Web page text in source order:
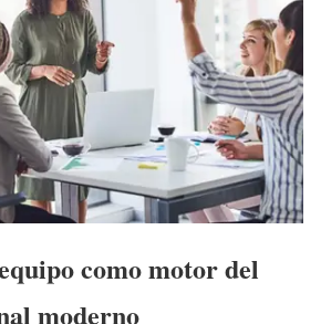
como motor del
moderno